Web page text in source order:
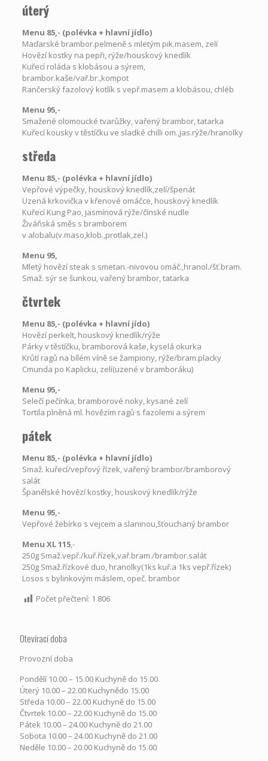
úterý
Menu 85,- (polévka + hlavní jídlo)
Maďarské brambor.pelmeně s mletým pik.masem, zelí
Hovězí kostky na pepři, rýže/houskový knedlík
Kuřecí roláda s klobásou a sýrem,
brambor.kaše/vař.br.,kompot
Rančerský fazolový kotlík s vepř.masem a klobásou, chléb
Menu 95,-
Smažené olomoucké tvarůžky, vařený brambor, tatarka
Kuřecí kousky v těstíčku ve sladké chilli om.,jas.rýže/hranolky
středa
Menu 85,- (polévka + hlavní jídlo)
Vepřové výpečky, houskový knedlík,zelí/špenát
Uzená krkovička v křenové omáčce, houskový knedlík
Kuřecí Kung Pao, jasmínová rýže/čínské nudle
Živáňská směs s bramborem
v alobalu(v.maso,klob.,protlak,zel.)
Menu 95,
Mletý hovězí steak s smetan.-nivovou omáč.,hranol./šť.bram.
Smaž. sýr se šunkou, vařený brambor, tatarka
čtvrtek
Menu 85,- (polévka + hlavní jído)
Hovězí perkelt, houskový knedlík/rýže
Párky v těstíčku, bramborová kaše, kyselá okurka
Krůtí ragů na bílém víně se žampiony, rýže/bram.placky
Cmunda po Kaplicku, zelí(uzené v bramboráku)
Menu 95,-
Selečí pečínka, bramborové noky, kysané zelí
Tortila plněná ml. hovězím ragů s fazolemi a sýrem
pátek
Menu 85,- (polévka + hlavní jídlo)
Smaž. kuřecí/vepřový řízek, vařený brambor/bramborový
salát
Španělské hovězí kostky, houskový knedlík/rýže
Menu 95,-
Vepřové žebírko s vejcem a slaninou,šťouchaný brambor
Menu XL 115,-
250g Smaž.vepř./kuř.řízek,vař.bram./brambor.salát
250g Smaž.řízkové duo, hranolky(1ks kuř.a 1ks vepř.řízek)
Losos s bylinkovým máslem, opeč. brambor
Počet přečtení: 1 806
Otevírací doba
Provozní doba
Pondělí​ 10.00 – 15.00​​ Kuchyně do 15.00
Úterý ​10.00 – 22.00​​ Kuchynědo 15.00
Středa ​10.00 – 22.00 ​​Kuchyně do 15.00
Čtvrtek​ 10.00 – 22.00 ​​Kuchyně do 15.00
Pátek​ 10.00 – 24.00​​ Kuchyně do 21.00
Sobota ​10.00 – 24.00​​ Kuchyně do 21.00
Neděle ​10.00 – 20.00​​ Kuchyně do 15.00